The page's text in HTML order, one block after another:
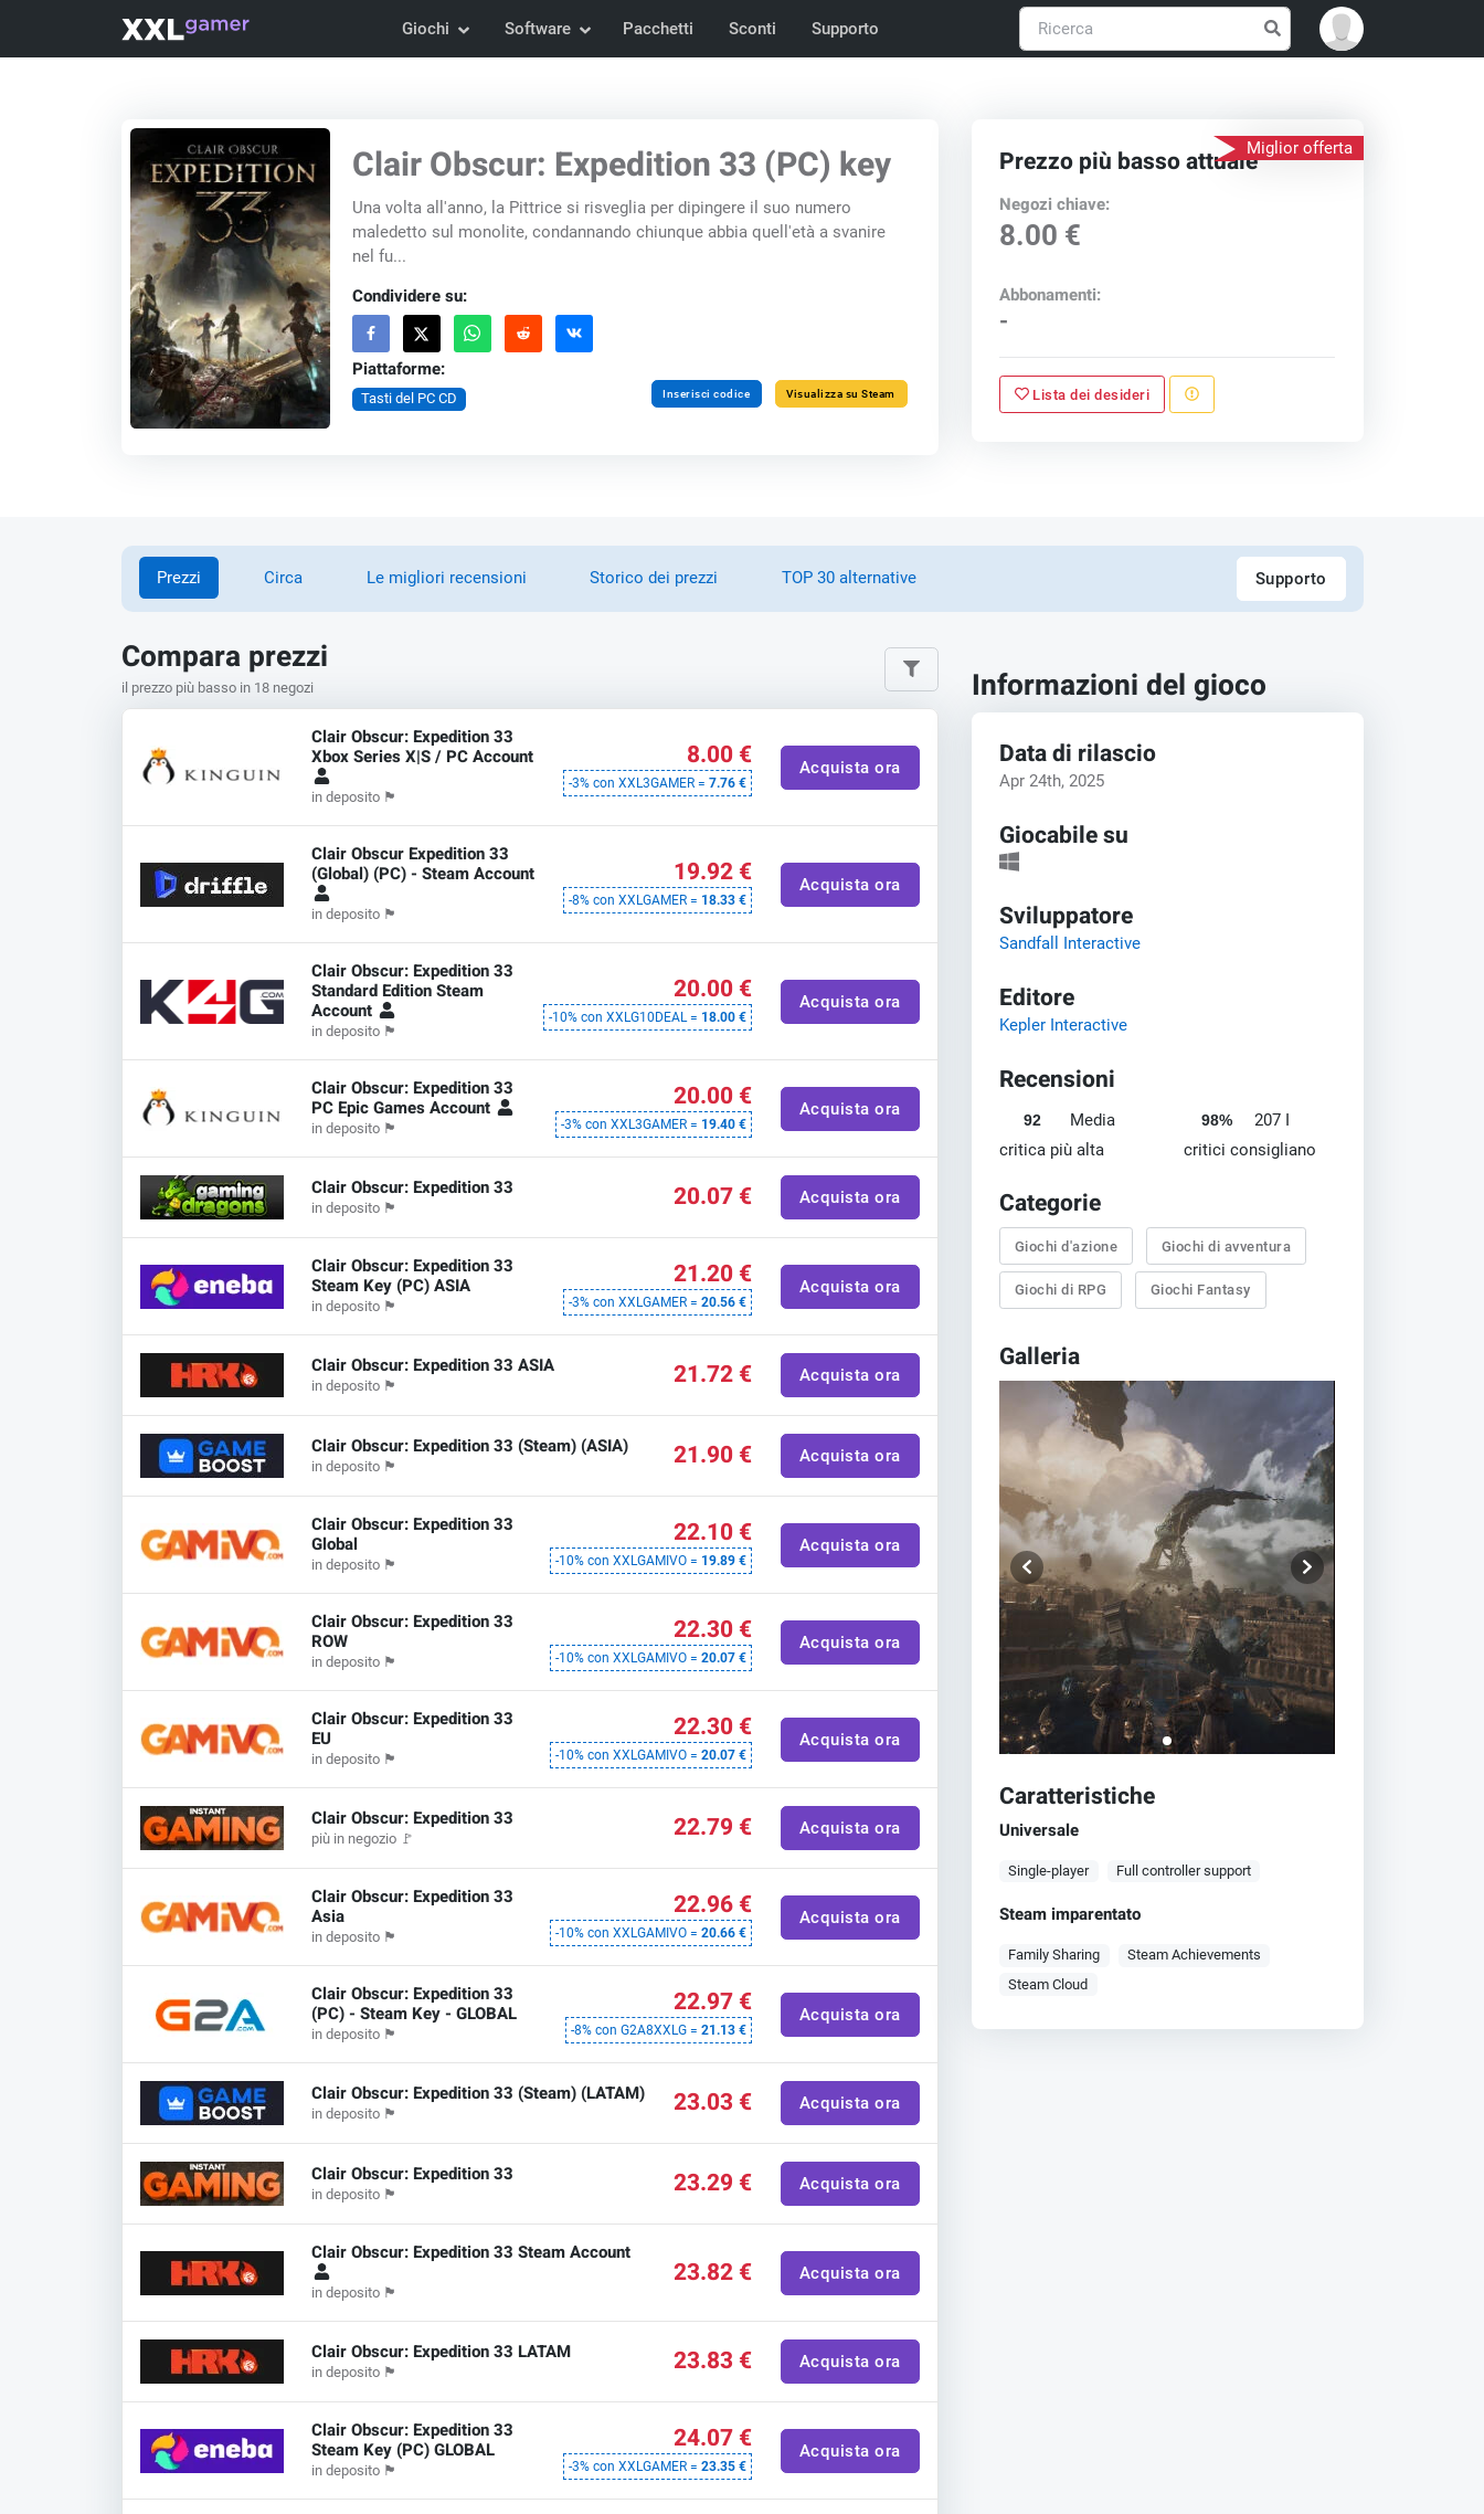
Giochi Software Pacchetti Sconti Supporto
Clair Obscur: Expedition 33 (PC) key
Una volta all'anno, la Pittrice si risveglia per dipingere il suo numero
maledetto sul monolite, condannando chiunque abbia quell'età a svanire
nel fu...
Condividere su:
Piattaforme:
Tasti del PC CD Inserisci codice Visualizza su Steam
Miglior offerta
Prezzo più basso attuale
Negozi chiave:
8.00 €
Abbonamenti:
-
Lista dei desideri
Prezzi Circa Le migliori recensioni Storico dei prezzi TOP 30 alternative Supporto
Compara prezzi
il prezzo più basso in 18 negozi
Clair Obscur: Expedition 33
Xbox Series X|S / PC Account
in deposito 🏴
8.00 €
-3% con XXL3GAMER = 7.76 €
Acquista ora
Clair Obscur Expedition 33
(Global) (PC) - Steam Account
in deposito 🏴
19.92 €
-8% con XXLGAMER = 18.33 €
Acquista ora
Clair Obscur: Expedition 33
Standard Edition Steam
Account
in deposito 🏴
20.00 €
-10% con XXLG10DEAL = 18.00 €
Acquista ora
Clair Obscur: Expedition 33
PC Epic Games Account
in deposito 🏴
20.00 €
-3% con XXL3GAMER = 19.40 €
Acquista ora
Clair Obscur: Expedition 33
in deposito 🏴 20.07 € Acquista ora
Clair Obscur: Expedition 33
Steam Key (PC) ASIA
in deposito 🏴
21.20 €
-3% con XXLGAMER = 20.56 €
Acquista ora
Clair Obscur: Expedition 33 ASIA
in deposito 🏴 21.72 € Acquista ora
Clair Obscur: Expedition 33 (Steam) (ASIA)
in deposito 🏴 21.90 € Acquista ora
Clair Obscur: Expedition 33
Global
in deposito 🏴
22.10 €
-10% con XXLGAMIVO = 19.89 €
Acquista ora
Clair Obscur: Expedition 33
ROW
in deposito 🏴
22.30 €
-10% con XXLGAMIVO = 20.07 €
Acquista ora
Clair Obscur: Expedition 33
EU
in deposito 🏴
22.30 €
-10% con XXLGAMIVO = 20.07 €
Acquista ora
Clair Obscur: Expedition 33
più in negozio 🚩 22.79 € Acquista ora
Clair Obscur: Expedition 33
Asia
in deposito 🏴
22.96 €
-10% con XXLGAMIVO = 20.66 €
Acquista ora
Clair Obscur: Expedition 33
(PC) - Steam Key - GLOBAL
in deposito 🏴
22.97 €
-8% con G2A8XXLG = 21.13 €
Acquista ora
Clair Obscur: Expedition 33 (Steam) (LATAM)
in deposito 🏴 23.03 € Acquista ora
Clair Obscur: Expedition 33
in deposito 🏴 23.29 € Acquista ora
Clair Obscur: Expedition 33 Steam Account
in deposito 🏴
23.82 € Acquista ora
Clair Obscur: Expedition 33 LATAM
in deposito 🏴 23.83 € Acquista ora
Clair Obscur: Expedition 33
Steam Key (PC) GLOBAL
in deposito 🏴
24.07 €
-3% con XXLGAMER = 23.35 €
Acquista ora
Informazioni del gioco
Data di rilascio
Apr 24th, 2025
Giocabile su
Sviluppatore
Sandfall Interactive
Editore
Kepler Interactive
Recensioni
92
Media
critica più alta
98%
207 I
critici consigliano
Categorie
Giochi d'azione Giochi di avventura
Giochi di RPG Giochi Fantasy
Galleria
Caratteristiche
Universale
Single-player Full controller support
Steam imparentato
Family Sharing
Steam Achievements
Steam Cloud